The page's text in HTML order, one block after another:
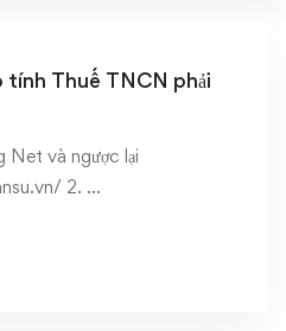
Thuế TNCN phải
Net và ngược lại
2. …